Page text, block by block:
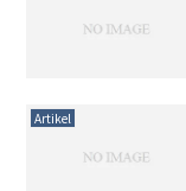
Artikel